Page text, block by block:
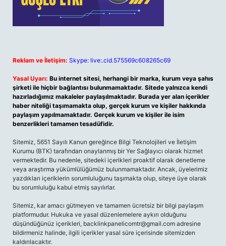
Reklam ve İletişim: Skype: live:.cid.575569c608265c69
Yasal Uyarı: Bu internet sitesi, herhangi bir marka, kurum veya şahıs
şirketi ile hiçbir bağlantısı bulunmamaktadır. Sitede yalnızca kendi
hazırladığımız makaleler paylaşılmaktadır. Burada yer alan içerikler
haber niteliği taşımamakta olup, gerçek kurum ve kişiler hakkında
paylaşım yapılmamaktadır. Gerçek kurum ve kişiler ile isim
benzerlikleri tamamen tesadüfidir.
Sitemiz, 5651 Sayılı Kanun gereğince Bilgi Teknolojileri ve İletişim
Kurumu (BTK) tarafından onaylanmış bir Yer Sağlayıcı olarak hizmet
vermektedir. Bu nedenle, sitedeki içerikleri proaktif olarak denetleme
veya araştırma yükümlülüğümüz bulunmamaktadır. Ancak, üyelerimiz
yazdıkları içeriklerin sorumluluğunu taşımakta olup, siteye üye olarak
bu sorumluluğu kabul etmiş sayılırlar.
Sitemiz, kar amacı gütmeyen ve tamamen ücretsiz bir bilgi paylaşım
platformudur. Hukuka ve yasal düzenlemelere aykırı olduğunu
düşündüğünüz içerikleri, backlinkpanelicomtr@gmail.com adresine
bildirmeniz halinde, ilgili içerikler yasal süre içerisinde sitemizden
kaldırılacaktır.